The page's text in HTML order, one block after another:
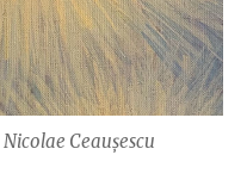
Ceaușescu